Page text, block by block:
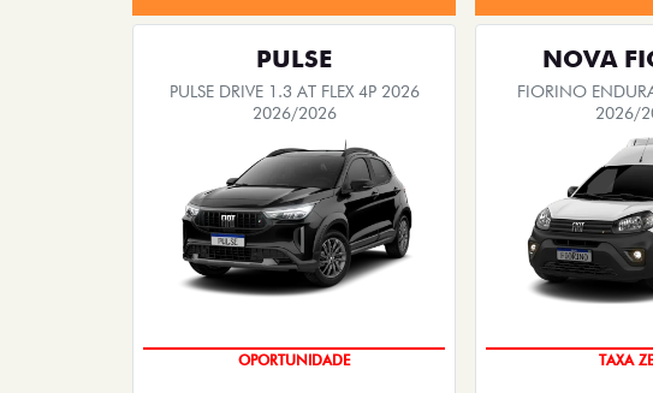
PULSE
PULSE DRIVE 1.3 AT FLEX 4P 2026
2026/2026
OPORTUNIDADE
NOVA
FIORINO
2026/
TAXA